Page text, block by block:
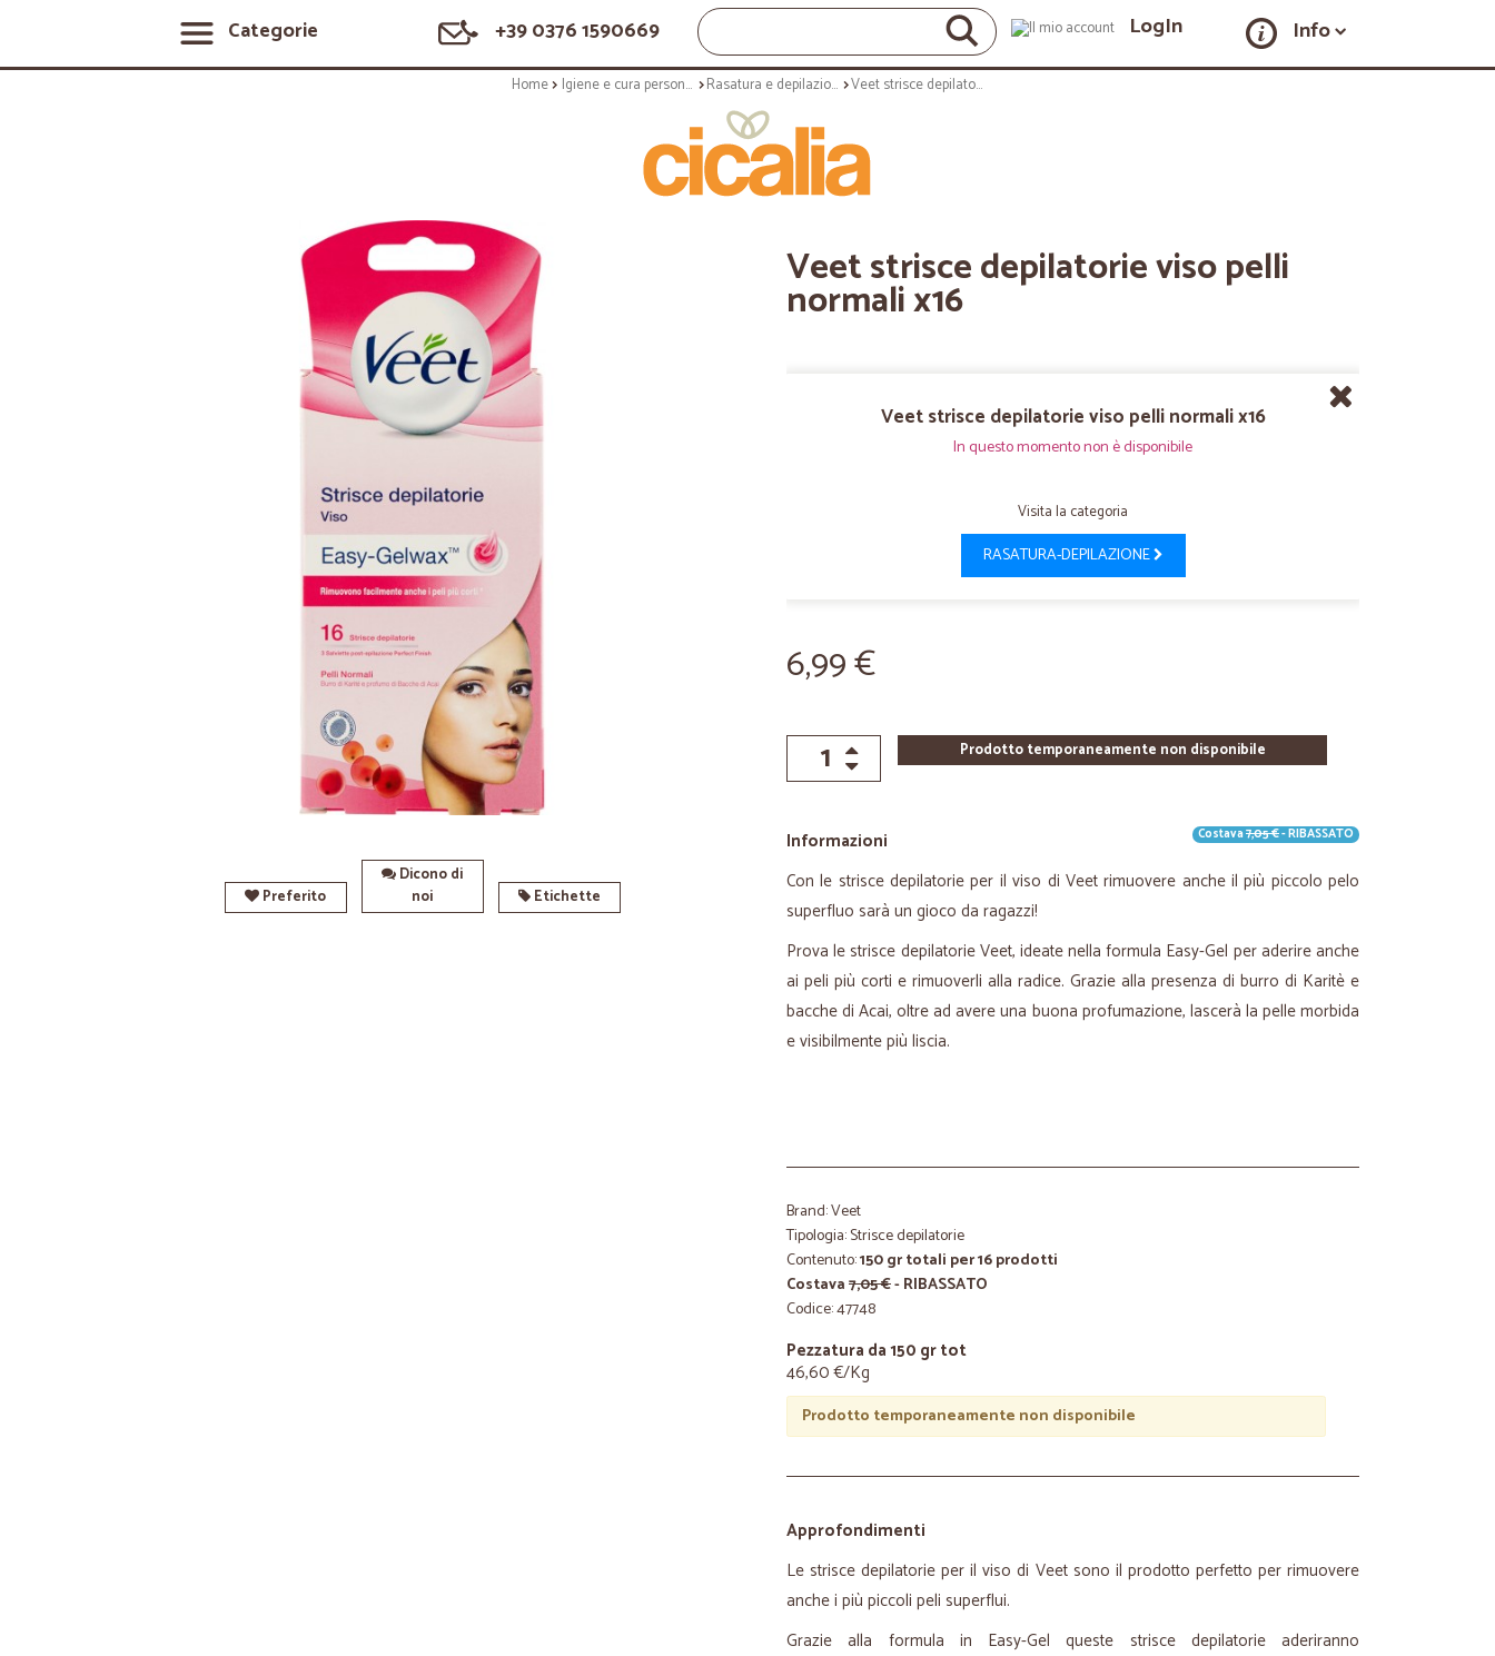
Categorie +39 0376 1590669 LogIn Info
Home Igiene e cura personale Rasatura e depilazione Veet strisce depilatorie viso pelli normali x16
Preferito
Dicono di
noi
Etichette
Veet strisce depilatorie viso pelli
normali x16
Veet strisce depilatorie viso pelli normali x16
In questo momento non è disponibile
Visita la categoria
RASATURA-DEPILAZIONE
6,99 €
Prodotto temporaneamente non disponibile
Informazioni Costava7,05 €- RIBASSATO
Con le strisce depilatorie per il viso di Veet rimuovere anche il più piccolo pelo
superfluo sarà un gioco da ragazzi!
Prova le strisce depilatorie Veet, ideate nella formula Easy-Gel per aderire anche
ai peli più corti e rimuoverli alla radice. Grazie alla presenza di burro di Karitè e
bacche di Acai, oltre ad avere una buona profumazione, lascerà la pelle morbida
e visibilmente più liscia.
Brand: Veet
Tipologia: Strisce depilatorie
Contenuto:150 gr totali per 16 prodotti
Costava7,05 €- RIBASSATO
Codice: 47748
Pezzatura da 150 gr tot
46,60 €/Kg
Prodotto temporaneamente non disponibile
Approfondimenti
Le strisce depilatorie per il viso di Veet sono il prodotto perfetto per rimuovere
anche i più piccoli peli superflui.
Grazie alla formula in Easy-Gel queste strisce depilatorie aderiranno